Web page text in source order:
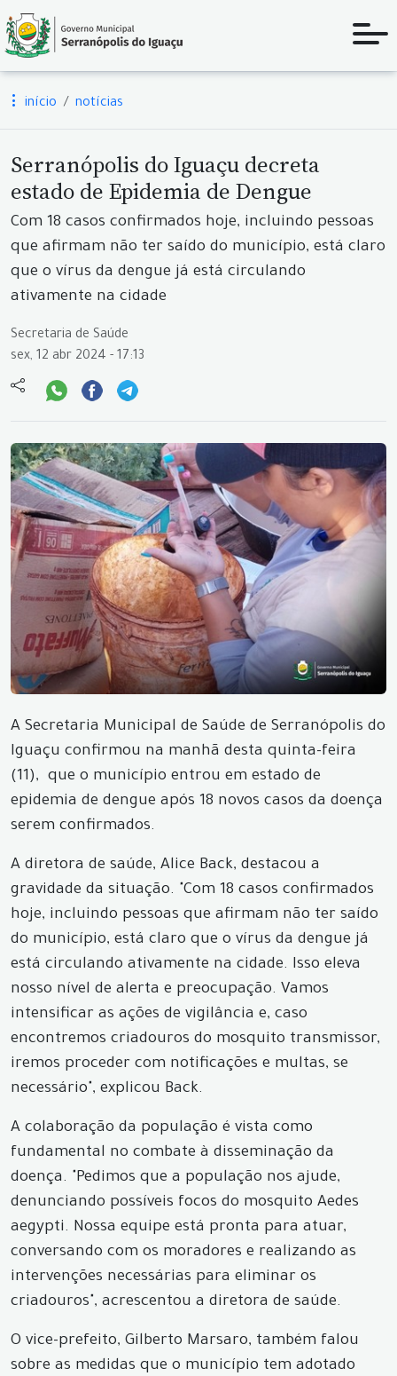
início notícias
Serranópolis do Iguaçu decreta
estado de Epidemia de Dengue
Com 18 casos confirmados hoje, incluindo pessoas
que afirmam não ter saído do município, está claro
que o vírus da dengue já está circulando
ativamente na cidade
Secretaria de Saúde
sex, 12 abr 2024 - 17:13
A Secretaria Municipal de Saúde de Serranópolis do
Iguaçu confirmou na manhã desta quinta-feira
(11), que o município entrou em estado de
epidemia de dengue após 18 novos casos da doença
serem confirmados.
A diretora de saúde, Alice Back, destacou a
gravidade da situação. "Com 18 casos confirmados
hoje, incluindo pessoas que afirmam não ter saído
do município, está claro que o vírus da dengue já
está circulando ativamente na cidade. Isso eleva
nosso nível de alerta e preocupação. Vamos
intensificar as ações de vigilância e, caso
encontremos criadouros do mosquito transmissor,
iremos proceder com notificações e multas, se
necessário", explicou Back.
A colaboração da população é vista como
fundamental no combate à disseminação da
doença. "Pedimos que a população nos ajude,
denunciando possíveis focos do mosquito Aedes
aegypti. Nossa equipe está pronta para atuar,
conversando com os moradores e realizando as
intervenções necessárias para eliminar os
criadouros", acrescentou a diretora de saúde.
O vice-prefeito, Gilberto Marsaro, também falou
sobre as medidas que o município tem adotado